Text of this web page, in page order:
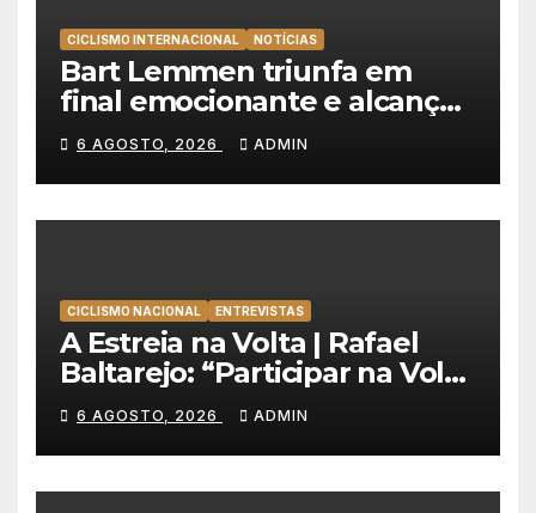
CICLISMO INTERNACIONAL NOTÍCIAS
Bart Lemmen triunfa em
final emocionante e alcança
a primeira vitória da carreira
na Volta à Polónia
6 AGOSTO, 2026 ADMIN
CICLISMO NACIONAL ENTREVISTAS
A Estreia na Volta | Rafael
Baltarejo: “Participar na Volta
a Portugal é o sonho de
qualquer ciclista”
6 AGOSTO, 2026 ADMIN